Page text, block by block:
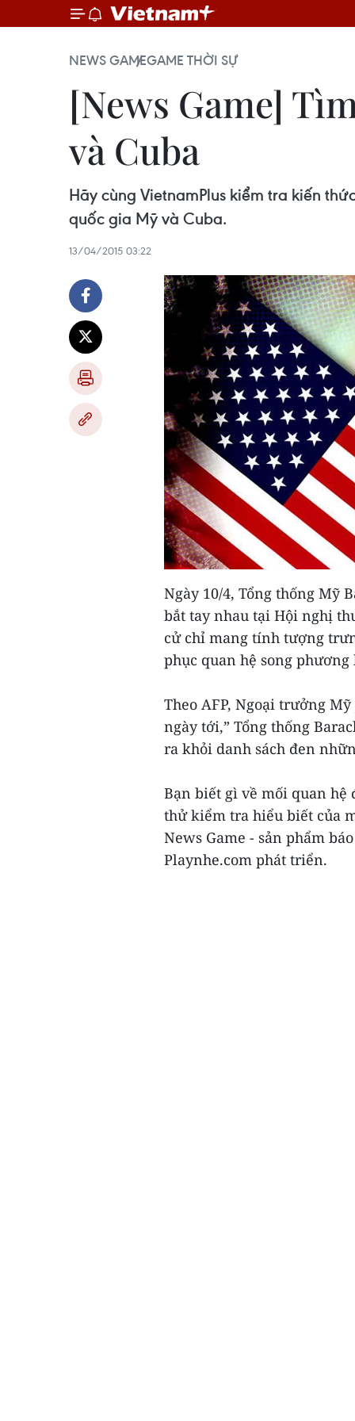
NEWS GAMEGAME THỜI SỰ
[News Game]
và Cuba
Hãy cùng VietnamPlus kiểm tra kiến
quốc gia Mỹ và Cuba.
13/04/2015 03:22
Ngày 10/4, Tổng thống Mỹ
bắt tay nhau tại Hội nghị
cử chỉ mang tính tượng
phục quan hệ song
Theo AFP, Ngoại trưởng
ngày tới,” Tổng thống
ra khỏi danh sách đen
Bạn biết gì về mối quan hệ
thử kiểm tra hiểu biết của
News Game - sản phẩm
Playnhe.com phát triển.